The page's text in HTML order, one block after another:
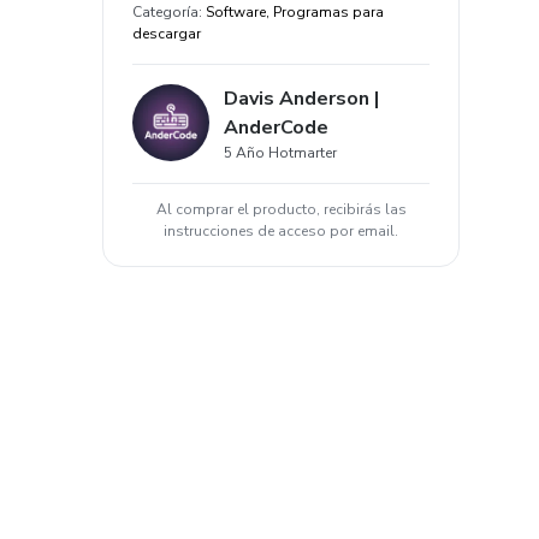
Categoría: Software, Programas para
descargar
Davis Anderson |
AnderCode
5 Año Hotmarter
Al comprar el producto, recibirás las
instrucciones de acceso por email.